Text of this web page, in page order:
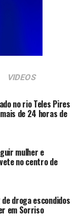
VIDEOS
no rio Teles Pires
de 24 horas de
mulher e
no centro de
droga escondidos
em Sorriso